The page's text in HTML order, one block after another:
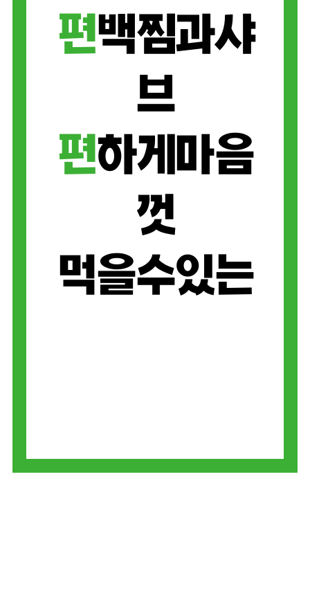
편백찜과샤
브
편하게마음
껏
먹을수있는